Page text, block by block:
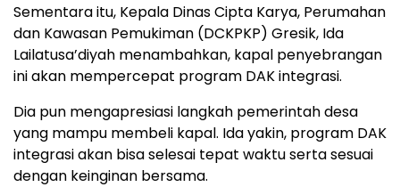
Sementara itu, Kepala Dinas Cipta Karya, Perumahan
dan Kawasan Pemukiman (DCKPKP) Gresik, Ida
Lailatusa’diyah menambahkan, kapal penyebrangan
ini akan mempercepat program DAK integrasi.
Dia pun mengapresiasi langkah pemerintah desa
yang mampu membeli kapal. Ida yakin, program DAK
integrasi akan bisa selesai tepat waktu serta sesuai
dengan keinginan bersama.